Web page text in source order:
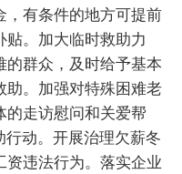
，有条件的地方可提前
贴。加大临时救助力
的群众，及时给予基本
助。加强对特殊困难老
的走访慰问和关爱帮
行动。开展治理欠薪冬
资违法行为。落实企业